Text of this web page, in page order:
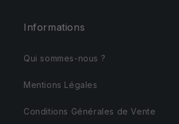
Informations
Qui sommes-nous ?
Mentions Légales
Conditions Générales de Vente